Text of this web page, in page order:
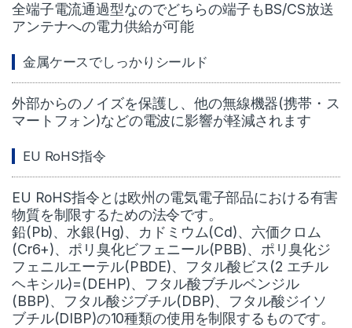
全端子電流通過型なのでどちらの端子もBS/CS放送
アンテナへの電力供給が可能
金属ケースでしっかりシールド
外部からのノイズを保護し、他の無線機器(携帯・ス
マートフォン)などの電波に影響が軽減されます
EU RoHS指令
EU RoHS指令とは欧州の電気電子部品における有害
物質を制限するための法令です。
鉛(Pb)、水銀(Hg)、カドミウム(Cd)、六価クロム
(Cr6+)、ポリ臭化ビフェニール(PBB)、ポリ臭化ジ
フェニルエーテル(PBDE)、フタル酸ビス(2 エチル
ヘキシル)=(DEHP)、フタル酸ブチルベンジル
(BBP)、フタル酸ジブチル(DBP)、フタル酸ジイソ
ブチル(DIBP)の10種類の使用を制限するものです。